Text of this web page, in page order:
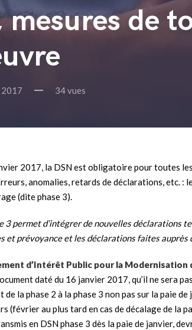
mesures de
2017 34 vues
2017, la DSN est obligatoire pour toutes
anomalies, retards de déclarations, etc. :
(dite phase 3).
3 permet d’intégrer de nouvelles déclarations
et prévoyance et les déclarations faites
d’Intérêt Public pour la Modernisation
daté du 16 janvier 2017, qu’il ne sera
de la phase 2 à la phase 3 non pas sur la paie
(février au plus tard en cas de décalage de la
en DSN phase 3 dès la paie de janvier,